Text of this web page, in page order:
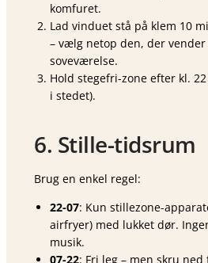
komfuret.
Lad vinduet stå på klem 10
– vælg netop den, der
soveværelse.
Hold stegefri-zone efter kl.
i stedet).
6. Stille-tidsrum
Brug en enkel regel:
22-07: Kun stillezone-
airfryer) med lukket dør.
musik.
07-22: Fri leg – men skru